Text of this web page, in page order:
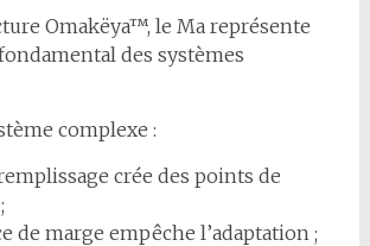
Omakëya™, le Ma représente
des systèmes
complexe :
crée des points de
de marge empêche l’adaptation ;